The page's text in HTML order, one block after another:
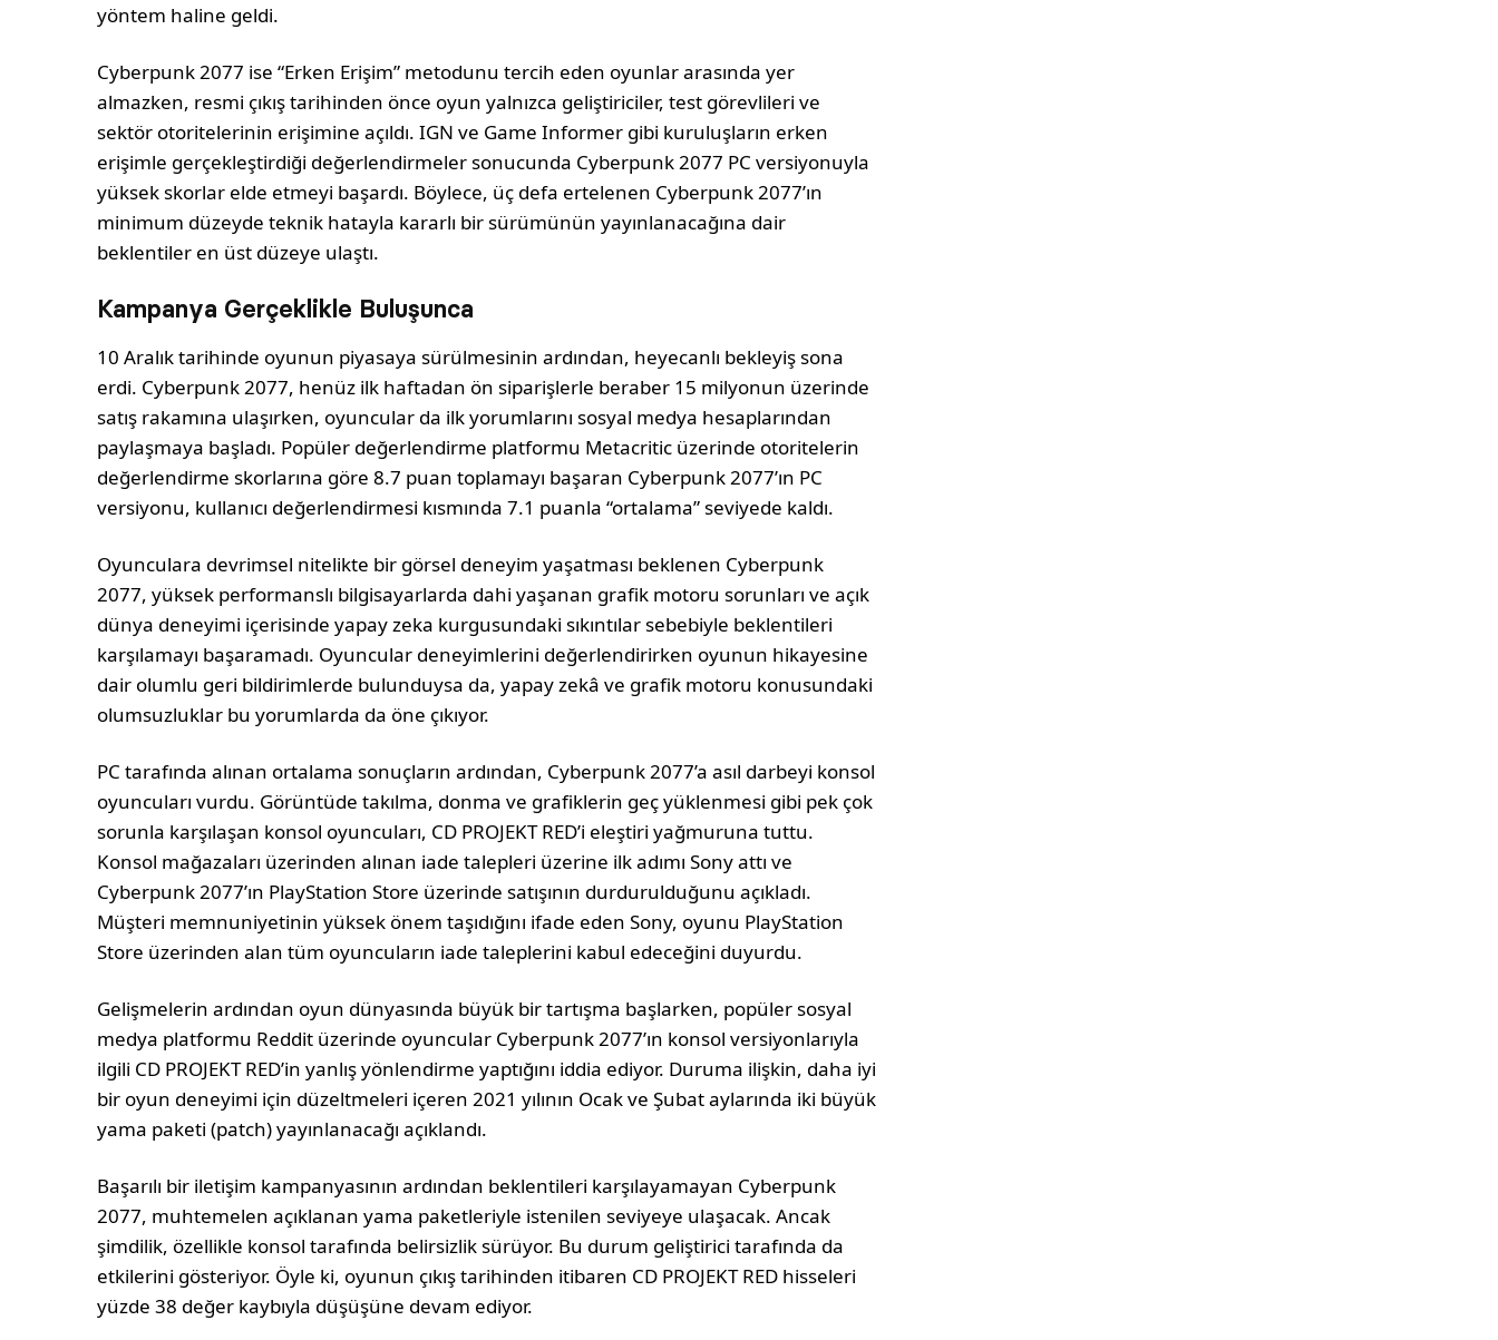
yöntem haline geldi.
Cyberpunk 2077 ise “Erken Erişim” metodunu tercih eden oyunlar arasında yer
almazken, resmi çıkış tarihinden önce oyun yalnızca geliştiriciler, test görevlileri ve
sektör otoritelerinin erişimine açıldı. IGN ve Game Informer gibi kuruluşların erken
erişimle gerçekleştirdiği değerlendirmeler sonucunda Cyberpunk 2077 PC versiyonuyla
yüksek skorlar elde etmeyi başardı. Böylece, üç defa ertelenen Cyberpunk 2077’ın
minimum düzeyde teknik hatayla kararlı bir sürümünün yayınlanacağına dair
beklentiler en üst düzeye ulaştı.
Kampanya Gerçeklikle Buluşunca
10 Aralık tarihinde oyunun piyasaya sürülmesinin ardından, heyecanlı bekleyiş sona
erdi. Cyberpunk 2077, henüz ilk haftadan ön siparişlerle beraber 15 milyonun üzerinde
satış rakamına ulaşırken, oyuncular da ilk yorumlarını sosyal medya hesaplarından
paylaşmaya başladı. Popüler değerlendirme platformu Metacritic üzerinde otoritelerin
değerlendirme skorlarına göre 8.7 puan toplamayı başaran Cyberpunk 2077’ın PC
versiyonu, kullanıcı değerlendirmesi kısmında 7.1 puanla “ortalama” seviyede kaldı.
Oyunculara devrimsel nitelikte bir görsel deneyim yaşatması beklenen Cyberpunk
2077, yüksek performanslı bilgisayarlarda dahi yaşanan grafik motoru sorunları ve açık
dünya deneyimi içerisinde yapay zeka kurgusundaki sıkıntılar sebebiyle beklentileri
karşılamayı başaramadı. Oyuncular deneyimlerini değerlendirirken oyunun hikayesine
dair olumlu geri bildirimlerde bulunduysa da, yapay zekâ ve grafik motoru konusundaki
olumsuzluklar bu yorumlarda da öne çıkıyor.
PC tarafında alınan ortalama sonuçların ardından, Cyberpunk 2077’a asıl darbeyi konsol
oyuncuları vurdu. Görüntüde takılma, donma ve grafiklerin geç yüklenmesi gibi pek çok
sorunla karşılaşan konsol oyuncuları, CD PROJEKT RED’i eleştiri yağmuruna tuttu.
Konsol mağazaları üzerinden alınan iade talepleri üzerine ilk adımı Sony attı ve
Cyberpunk 2077’ın PlayStation Store üzerinde satışının durdurulduğunu açıkladı.
Müşteri memnuniyetinin yüksek önem taşıdığını ifade eden Sony, oyunu PlayStation
Store üzerinden alan tüm oyuncuların iade taleplerini kabul edeceğini duyurdu.
Gelişmelerin ardından oyun dünyasında büyük bir tartışma başlarken, popüler sosyal
medya platformu Reddit üzerinde oyuncular Cyberpunk 2077’ın konsol versiyonlarıyla
ilgili CD PROJEKT RED’in yanlış yönlendirme yaptığını iddia ediyor. Duruma ilişkin, daha iyi
bir oyun deneyimi için düzeltmeleri içeren 2021 yılının Ocak ve Şubat aylarında iki büyük
yama paketi (patch) yayınlanacağı açıklandı.
Başarılı bir iletişim kampanyasının ardından beklentileri karşılayamayan Cyberpunk
2077, muhtemelen açıklanan yama paketleriyle istenilen seviyeye ulaşacak. Ancak
şimdilik, özellikle konsol tarafında belirsizlik sürüyor. Bu durum geliştirici tarafında da
etkilerini gösteriyor. Öyle ki, oyunun çıkış tarihinden itibaren CD PROJEKT RED hisseleri
yüzde 38 değer kaybıyla düşüşüne devam ediyor.